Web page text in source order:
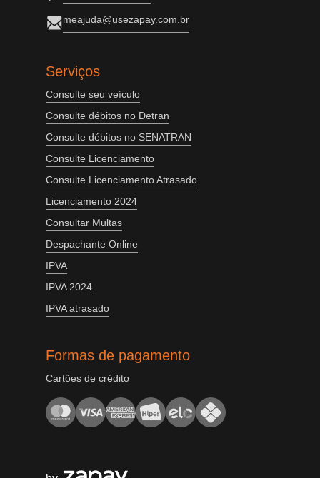
meajuda@usezapay.com.br
Serviços
Consulte seu veículo
Consulte débitos no Detran
Consulte débitos no SENATRAN
Consulte Licenciamento
Consulte Licenciamento Atrasado
Licenciamento 2024
Consultar Multas
Despachante Online
IPVA
IPVA 2024
IPVA atrasado
Formas de pagamento
Cartões de crédito